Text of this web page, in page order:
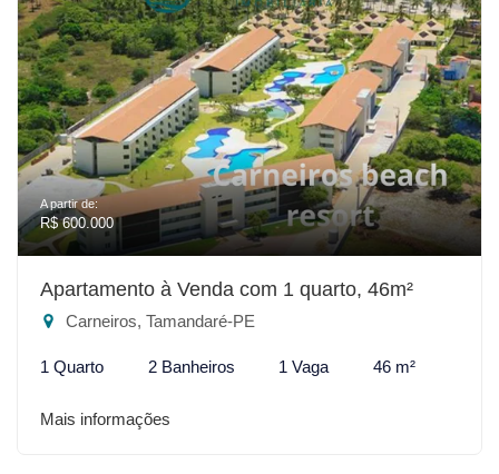
A partir de:
R$ 600.000
Apartamento à Venda com 1 quarto, 46m²
Carneiros, Tamandaré-PE
1 Quarto 2 Banheiros 1 Vaga 46 m²
Mais informações